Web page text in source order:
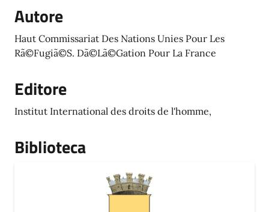
Autore
Haut Commissariat Des Nations Unies Pour Les
Rã©Fugiã©S. Dã©Lã©Gation Pour La France
Editore
Institut International des droits de l'homme,
Biblioteca